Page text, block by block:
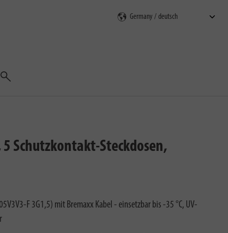
Suchen
Schutzkontakt-Steckdosen,
F 3G1,5) mit Bremaxx Kabel - einsetzbar bis -35 °C, UV-